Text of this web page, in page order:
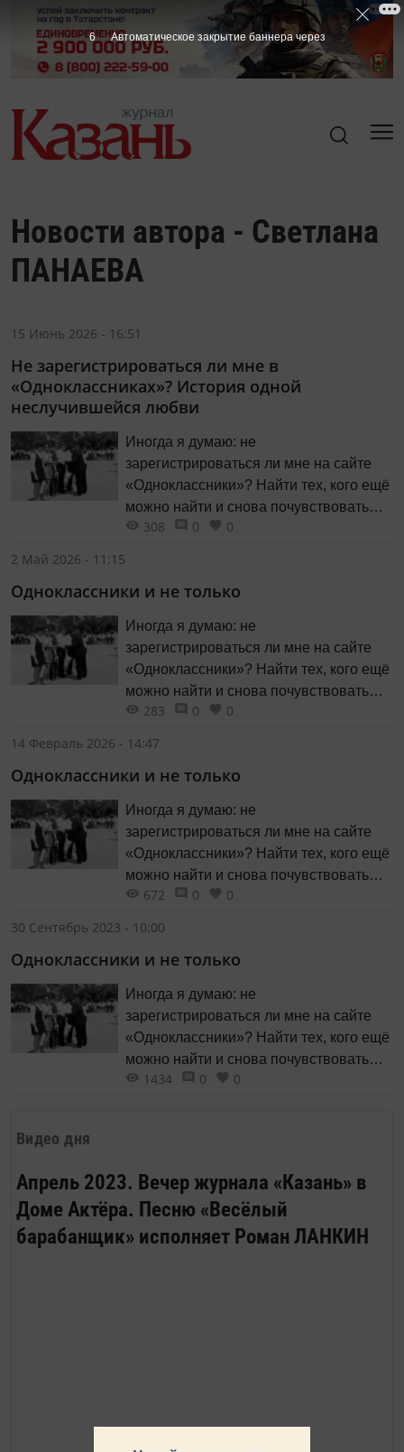
Видео дня
Апрель 2023. Вечер журнала «Казань» в
Доме Актёра. Песню «Весёлый
барабанщик» исполняет Роман ЛАНКИН
Новости автора - Светлана
ПАНАЕВА
15 Июнь 2026 - 16:51
Не зарегистрироваться ли мне в
«Одноклассниках»? История одной
неслучившейся любви
Иногда я думаю: не
зарегистрироваться ли мне на сайте
«Одноклассники»? Найти тех, кого ещё
можно найти и снова почувствовать
себя… Мечтая об этом, я мысленно
308 0
0
2 Май 2026 - 11:15
Одноклассники и не только
Иногда я думаю: не
зарегистрироваться ли мне на сайте
«Одноклассники»? Найти тех, кого ещё
можно найти и снова почувствовать
себя… Мечтая об этом, я мысленно
283 0
0
14 Февраль 2026 - 14:47
Одноклассники и не только
Иногда я думаю: не
зарегистрироваться ли мне на сайте
«Одноклассники»? Найти тех, кого ещё
можно найти и снова почувствовать
себя… Мечтая об этом, я мысленно
672 0
0
30 Сентябрь 2023 - 10:00
Одноклассники и не только
Иногда я думаю: не
зарегистрироваться ли мне на сайте
«Одноклассники»? Найти тех, кого ещё
можно найти и снова почувствовать
себя… Мечтая об этом, я мысленно
1434 0 0
6 Автоматическое закрытие баннера через